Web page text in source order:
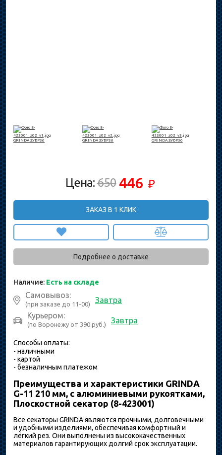
Цена:650 446 ₽
ЗАКАЗ В 1 КЛИК
Подробнее о доставке
Наличие: Есть на складе
Самовывоз:
(при заказе до 11-00)
Завтра
Курьером:
(по Воронежу от 390 руб.) Завтра
Способы оплаты:
- наличными
- картой
- безналичным платежом
Преимущества и характеристики GRINDA
G-11 210 мм, с алюминиевыми рукоятками,
Плоскостной секатор (8-423001)
Все секаторы GRINDA являются прочными, долговечными
и удобными изделиями, обеспечивая комфортный и
лёгкий рез. Они выполнены из высококачественных
материалов гарантирующих долгий срок эксплуатации.